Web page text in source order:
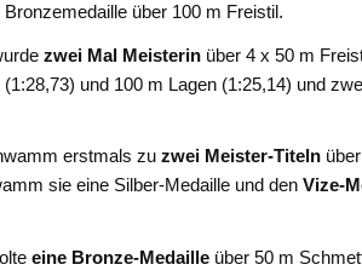
über 100 m Freistil.
zwei Mal Meisterin über 4 x 50 m
und 100 m Lagen (1:25,14) und
erstmals zuzwei Meister-Titeln
sie eine Silber-Medaille und denVize-
eine Bronze-Medaille über 50 m